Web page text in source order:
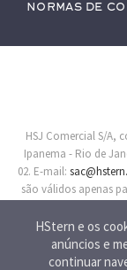
HStern e os
anúncios e
continuar
Normas de
HSJ Comercial S/A,
Ipanema - Rio de
02. E-mail:
são válidos apenas